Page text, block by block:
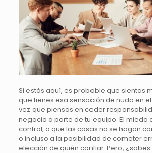
Si estás aquí, es probable que sientas
que tienes esa sensación de nudo en
vez que piensas en ceder
negocio a parte de tu equipo. El miedo
control, a que las cosas no se hagan
o incluso a la posibilidad de cometer
elección de quién confiar. Pero,